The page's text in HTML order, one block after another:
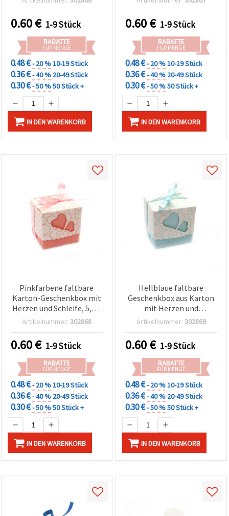
0.60€ 1-9 Stück
RABATTE
FÜR MENGE
0.48 €- 20 %10-19 Stück
0.36 €- 40 % 20-49 Stück
0.30 €- 50 %50 Stück +
IN DEN WARENKORB
0.60€ 1-9 Stück
RABATTE
FÜR MENGE
0.48 €- 20 %10-19 Stück
0.36 €- 40 % 20-49 Stück
0.30 €- 50 %50 Stück +
IN DEN WARENKORB
Pinkfarbene faltbare
Karton-Geschenkbox mit
Herzen und Schleife, 5,2 x
5,2 x 5 cm
Artikelnummer: 302868
0.60€ 1-9 Stück
RABATTE
FÜR MENGE
0.48 €- 20 %10-19 Stück
0.36 €- 40 % 20-49 Stück
0.30 €- 50 %50 Stück +
IN DEN WARENKORB
Hellblaue faltbare
Geschenkbox aus Karton
mit Herzen und
Schleifenband, 5,2 x 5,2 x 5
Artikelnummer: 302869
0.60€ 1-9 Stück
RABATTE
FÜR MENGE
0.48 €- 20 %10-19 Stück
0.36 €- 40 % 20-49 Stück
0.30 €- 50 %50 Stück +
IN DEN WARENKORB